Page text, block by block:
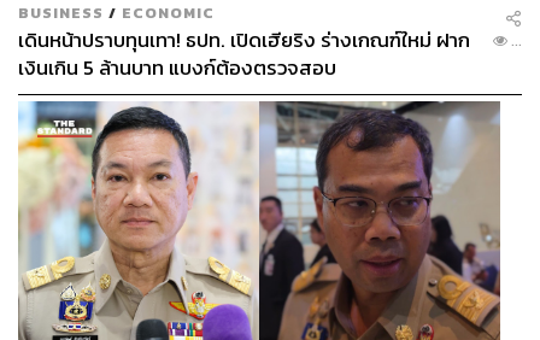
BUSINESS / ECONOMIC
เดินหน้าปราบทุนเทา! ธปท. เปิดเฮียริง ร่างเกณฑ์ใหม่ ฝาก
เงินเกิน 5 ล้านบาท แบงก์ต้องตรวจสอบ
...